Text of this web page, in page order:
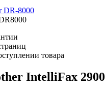
DR-8000
товара
IntelliFax 2900